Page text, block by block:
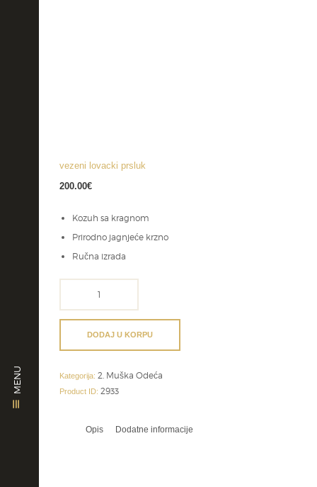
MENU
vezeni lovacki prsluk
200.00€
Kozuh sa kragnom
Prirodno jagnjeće krzno
Ručna izrada
količinaDODAJ U KORPU
Kategorija: 2. Muška Odeća
Product ID: 2933
Opis Dodatne informacije